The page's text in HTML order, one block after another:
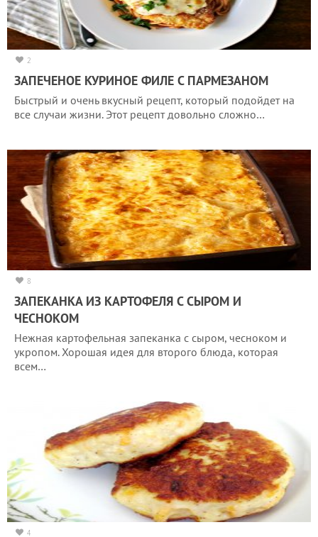
2
ЗАПЕЧЕНОЕ КУРИНОЕ ФИЛЕ С ПАРМЕЗАНОМ
Быстрый и очень вкусный рецепт, который подойдет на
все случаи жизни. Этот рецепт довольно сложно…
8
ЗАПЕКАНКА ИЗ КАРТОФЕЛЯ С СЫРОМ И
ЧЕСНОКОМ
Нежная картофельная запеканка с сыром, чесноком и
укропом. Хорошая идея для второго блюда, которая
всем…
4